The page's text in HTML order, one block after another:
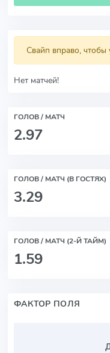
Свайп вправо, чтобы
Нет матчей!
ГОЛОВ / МАТЧ
2.97
ГОЛОВ / МАТЧ (В ГОСТЯХ)
3.29
ГОЛОВ / МАТЧ (2-Й ТАЙМ)
1.59
ФАКТОР ПОЛЯ